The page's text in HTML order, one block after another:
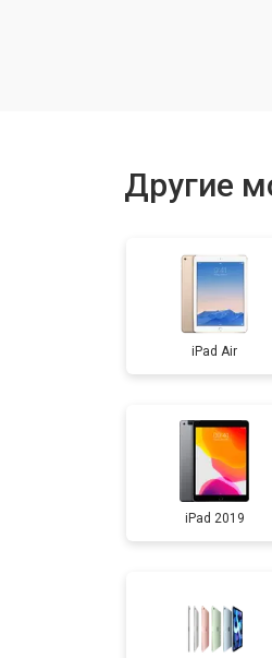
Ремонт
Замена
Другие
iPad Air
iPad 2019